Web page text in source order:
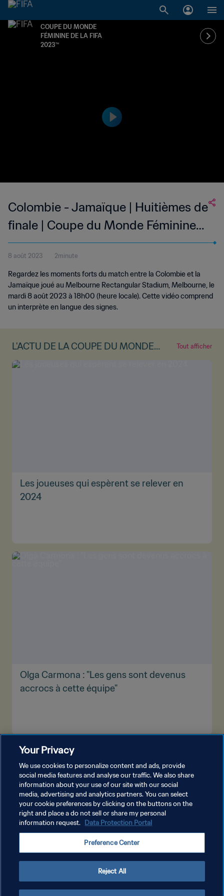
COUPE DU MONDE
FÉMININE DE LA FIFA
2023™
Colombie - Jamaïque | Huitièmes de
finale | Coupe du Monde Féminine
de la FIFA, Australie & Nouvelle-
Zélande 2023™ | Résumé vidéo
(Langue des signes)
8 août 2023 2minute
Regardez les moments forts du match entre la Colombie et la
Jamaïque joué au Melbourne Rectangular Stadium, Melbourne, le
mardi 8 août 2023 à 18h00 (heure locale). Cette vidéo comprend
un interprète en langue des signes.
L'ACTU DE LA COUPE DU MONDE
FÉMININE DE LA FIFA™
Tout afficher
Les joueuses qui espèrent se relever en
2024
Olga Carmona : "Les gens sont devenus
accrocs à cette équipe"
POLITIQUE DE CONFIDENTIALITÉ
CONDITIONS D'UTILISATION
GÉRER VOS PRÉFÉRENCES SUR LES COOKIES
Copyright © 1994 - 2026 FIFA. Tous droits réservés.
Your Privacy
We use cookies to personalize content and ads, provide
social media features and analyse our traffic. We also share
information about your use of our site with our social
media, advertising and analytics partners. You can select
your cookie preferences by clicking on the buttons on the
right and place a do not sell or share my personal
information request. Data Protection Portal
Preference Center
Reject All